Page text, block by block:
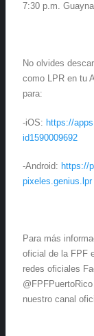
7:30 p.m.
No olvides
como LPR en tu
para:
-iOS: https://
id1590009692
-Android: https://
pixeles.genius.lpr
Para más
oficial de la FPF
redes oficiales
nuestro canal